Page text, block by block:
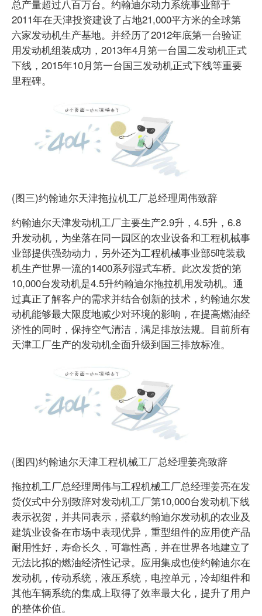
总产量超过八百万台。约翰迪尔动力系统事业部于
2011年在天津投资建设了占地21,000平方米的全球第
六家发动机生产基地。并经历了2012年底第一台验证
用发动机组装成功，2013年4月第一台国二发动机正式
下线，2015年10月第一台国三发动机正式下线等重要
里程碑。
(图三)约翰迪尔天津拖拉机工厂总经理周伟致辞
约翰迪尔天津发动机工厂主要生产2.9升，4.5升，6.8
升发动机，为坐落在同一园区的农业设备和工程机械事
业部提供强劲动力，另外还为工程机械事业部5吨装载
机生产世界一流的1400系列湿式车桥。此次发货的第
10,000台发动机是4.5升约翰迪尔拖拉机用发动机。通
过真正了解客户的需求并结合创新的技术，约翰迪尔发
动机能够最大限度地减少对环境的影响，在提高燃油经
济性的同时，保持空气清洁，满足排放法规。目前所有
天津工厂生产的发动机全面升级到国三排放标准。
(图四)约翰迪尔天津工程机械工厂总经理姜亮致辞
拖拉机工厂总经理周伟与工程机械工厂总经理姜亮在发
货仪式中分别致辞对发动机工厂第10,000台发动机下线
表示祝贺，并共同表示，搭载约翰迪尔发动机的农业及
建筑业设备在市场中表现优异，重型组件的应用使产品
耐用性好，寿命长久，可靠性高，并在世界各地建立了
无法比拟的燃油经济性记录。应用集成也使约翰迪尔在
发动机，传动系统，液压系统，电控单元，冷却组件和
其他车辆系统的集成上取得了效率最大化，提升了用户
的整体价值。